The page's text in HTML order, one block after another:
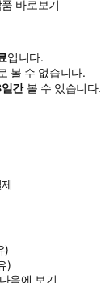
바로보기
입니다.
볼 수 없습니다.
간볼 수 있습니다.
)
)
음에 보기